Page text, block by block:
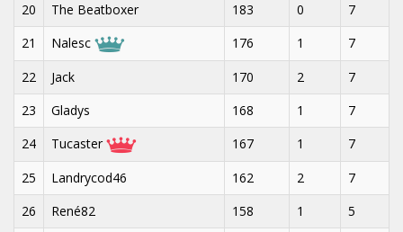
20
The Beatboxer 183 0
7
21
Nalesc 176 1
7
22
Jack 170 2
7
23
Gladys 168 1
7
24
Tucaster 167 1
7
25
Landrycod46 162 2
7
26
René82 158 1
5